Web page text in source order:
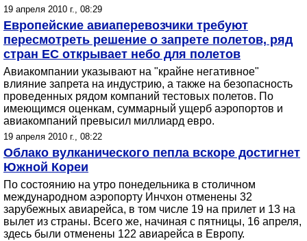
19 апреля 2010 г., 08:29
Европейские авиаперевозчики требуют
пересмотреть решение о запрете полетов, ряд
стран ЕС открывает небо для полетов
Авиакомпании указывают на "крайне негативное"
влияние запрета на индустрию, а также на безопасность
проведенных рядом компаний тестовых полетов. По
имеющимся оценкам, суммарный ущерб аэропортов и
авиакомпаний превысил миллиард евро.
19 апреля 2010 г., 08:22
Облако вулканического пепла вскоре достигнет
Южной Кореи
По состоянию на утро понедельника в столичном
международном аэропорту Инчхон отменены 32
зарубежных авиарейса, в том числе 19 на прилет и 13 на
вылет из страны. Всего же, начиная с пятницы, 16 апреля,
здесь были отменены 122 авиарейса в Европу.